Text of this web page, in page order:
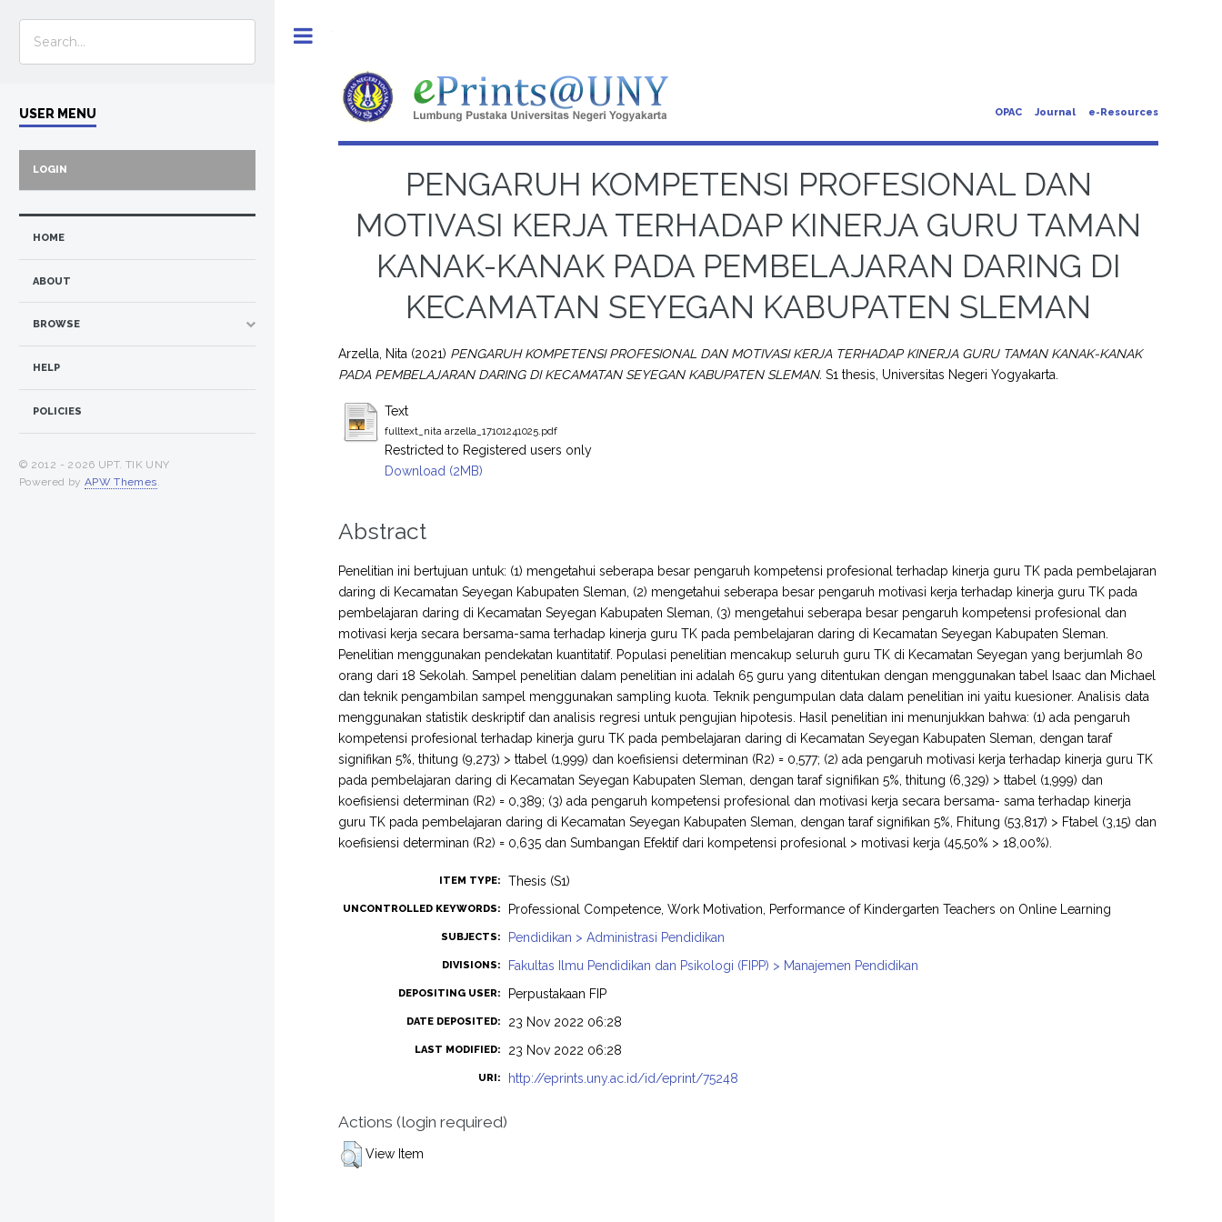
OPAC Journal e-Resources
PENGARUH KOMPETENSI PROFESIONAL DAN
MOTIVASI KERJA TERHADAP KINERJA GURU TAMAN
KANAK-KANAK PADA PEMBELAJARAN DARING DI
KECAMATAN SEYEGAN KABUPATEN SLEMAN
Arzella, Nita (2021) PENGARUH KOMPETENSI PROFESIONAL DAN MOTIVASI KERJA TERHADAP KINERJA GURU TAMAN KANAK-KANAK
PADA PEMBELAJARAN DARING DI KECAMATAN SEYEGAN KABUPATEN SLEMAN. S1 thesis, Universitas Negeri Yogyakarta.
Text
fulltext_nita arzella_17101241025.pdf
Restricted to Registered users only
Download (2MB)
Abstract
Penelitian ini bertujuan untuk: (1) mengetahui seberapa besar pengaruh kompetensi profesional terhadap kinerja guru TK pada pembelajaran
daring di Kecamatan Seyegan Kabupaten Sleman, (2) mengetahui seberapa besar pengaruh motivasi kerja terhadap kinerja guru TK pada
pembelajaran daring di Kecamatan Seyegan Kabupaten Sleman, (3) mengetahui seberapa besar pengaruh kompetensi profesional dan
motivasi kerja secara bersama-sama terhadap kinerja guru TK pada pembelajaran daring di Kecamatan Seyegan Kabupaten Sleman.
Penelitian menggunakan pendekatan kuantitatif. Populasi penelitian mencakup seluruh guru TK di Kecamatan Seyegan yang berjumlah 80
orang dari 18 Sekolah. Sampel penelitian dalam penelitian ini adalah 65 guru yang ditentukan dengan menggunakan tabel Isaac dan Michael
dan teknik pengambilan sampel menggunakan sampling kuota. Teknik pengumpulan data dalam penelitian ini yaitu kuesioner. Analisis data
menggunakan statistik deskriptif dan analisis regresi untuk pengujian hipotesis. Hasil penelitian ini menunjukkan bahwa: (1) ada pengaruh
kompetensi profesional terhadap kinerja guru TK pada pembelajaran daring di Kecamatan Seyegan Kabupaten Sleman, dengan taraf
signifikan 5%, thitung (9,273) > ttabel (1,999) dan koefisiensi determinan (R2) = 0,577; (2) ada pengaruh motivasi kerja terhadap kinerja guru TK
pada pembelajaran daring di Kecamatan Seyegan Kabupaten Sleman, dengan taraf signifikan 5%, thitung (6,329) > ttabel (1,999) dan
koefisiensi determinan (R2) = 0,389; (3) ada pengaruh kompetensi profesional dan motivasi kerja secara bersama- sama terhadap kinerja
guru TK pada pembelajaran daring di Kecamatan Seyegan Kabupaten Sleman, dengan taraf signifikan 5%, Fhitung (53,817) > Ftabel (3,15) dan
koefisiensi determinan (R2) = 0,635 dan Sumbangan Efektif dari kompetensi profesional > motivasi kerja (45,50% > 18,00%).
ITEM TYPE: Thesis (S1)
UNCONTROLLED KEYWORDS: Professional Competence, Work Motivation, Performance of Kindergarten Teachers on Online Learning
SUBJECTS: Pendidikan > Administrasi Pendidikan
DIVISIONS: Fakultas Ilmu Pendidikan dan Psikologi (FIPP) > Manajemen Pendidikan
DEPOSITING USER: Perpustakaan FIP
DATE DEPOSITED: 23 Nov 2022 06:28
LAST MODIFIED: 23 Nov 2022 06:28
URI: http://eprints.uny.ac.id/id/eprint/75248
Actions (login required)
View Item
USER MENU
LOGIN
HOME
ABOUT
BROWSE
HELP
POLICIES
© 2012 - 2026 UPT. TIK UNY
Powered by APW Themes